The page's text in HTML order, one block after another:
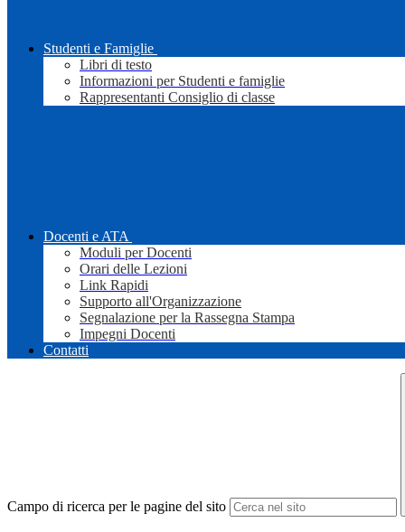
Studenti e Famiglie
Libri di testo
Informazioni per Studenti e famiglie
Rappresentanti Consiglio di classe
Docenti e ATA
Moduli per Docenti
Orari delle Lezioni
Link Rapidi
Supporto all'Organizzazione
Segnalazione per la Rassegna Stampa
Impegni Docenti
Contatti
Campo di ricerca per le pagine del sito